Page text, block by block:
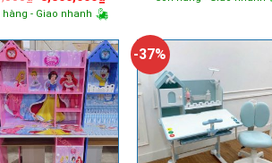
gốc
là:
hiện
tại
8,500,000₫.
hàng - Giao nhanh
là:
tại
-37%